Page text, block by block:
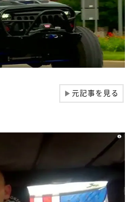
▶元記事を見る